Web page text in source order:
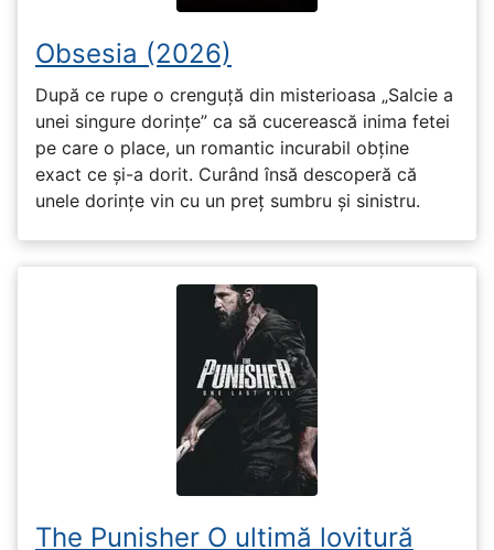
Obsesia (2026)
După ce rupe o crenguță din misterioasa „Salcie a
unei singure dorințe” ca să cucerească inima fetei
pe care o place, un romantic incurabil obține
exact ce și-a dorit. Curând însă descoperă că
unele dorințe vin cu un preț sumbru și sinistru.
The Punisher O ultimă lovitură